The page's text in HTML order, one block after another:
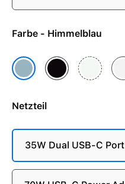
Farbe - Himmelblau
HimmelblauMitternachtPolarstern
Netzteil
35W Dual USB-C